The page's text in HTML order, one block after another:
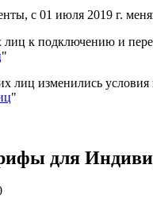
с 01 июля 2019 г.
лиц к подключению и
"
лиц изменились
"
для